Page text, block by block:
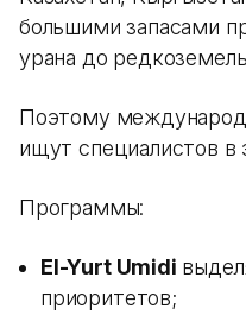
большими запасами
урана до
Поэтому
ищут специалистов в
Программы:
El-Yurt Umidi
приоритетов;